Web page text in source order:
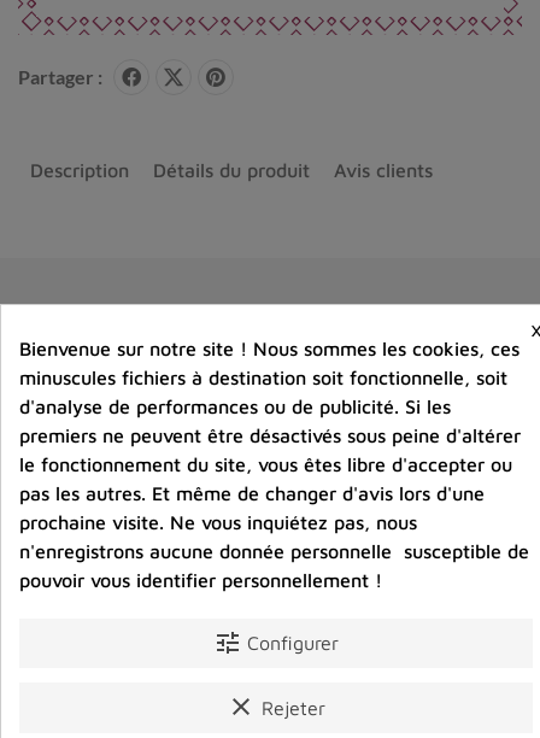
Partager :
Description Détails du produit Avis clients
Bienvenue sur notre site ! Nous sommes les cookies, ces
minuscules fichiers à destination soit fonctionnelle, soit
d'analyse de performances ou de publicité. Si les
premiers ne peuvent être désactivés sous peine d'altérer
le fonctionnement du site, vous êtes libre d'accepter ou
pas les autres. Et même de changer d'avis lors d'une
prochaine visite. Ne vous inquiétez pas, nous
n'enregistrons aucune donnée personnelle susceptible de
pouvoir vous identifier personnellement !
tune Configurer
clear Rejeter